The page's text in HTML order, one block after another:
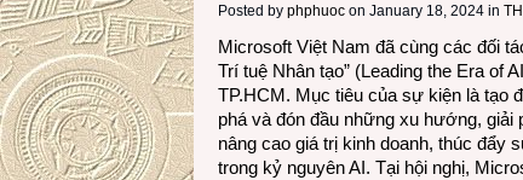
Posted by phphuoc on January 18, 2024 in
Microsoft Việt Nam đã cùng các đối
Trí tuệ Nhân tạo” (Leading the Era of
TP.HCM. Mục tiêu của sự kiện là tạo
phá và đón đầu những xu hướng, giải
nâng cao giá trị kinh doanh, thúc đẩy
trong kỷ nguyên AI. Tại hội nghị,